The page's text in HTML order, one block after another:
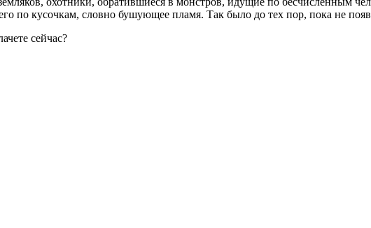
по кусочкам, словно бушующее пламя. Так было до тех пор, пока не
сейчас?